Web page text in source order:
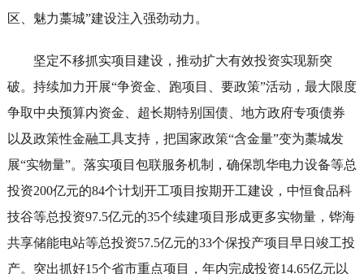
区、魅力藁城”建设注入强劲动力。
坚定不移抓实项目建设，推动扩大有效投资实现新突
破。持续加力开展“争资金、跑项目、要政策”活动，最大限度
争取中央预算内资金、超长期特别国债、地方政府专项债券
以及政策性金融工具支持，把国家政策“含金量”变为藁城发
展“实物量”。落实项目包联服务机制，确保凯华电力设备等总
投资200亿元的84个计划开工项目按期开工建设，中恒食品科
技谷等总投资97.5亿元的35个续建项目形成更多实物量，铧海
共享储能电站等总投资57.5亿元的33个保投产项目早日竣工投
产。突出抓好15个省市重点项目，年内完成投资14.65亿元以